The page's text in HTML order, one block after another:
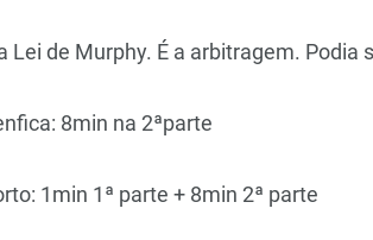
Lei de Murphy. É a arbitragem.
8min na 2ªparte
1min 1ª parte + 8min 2ª parte